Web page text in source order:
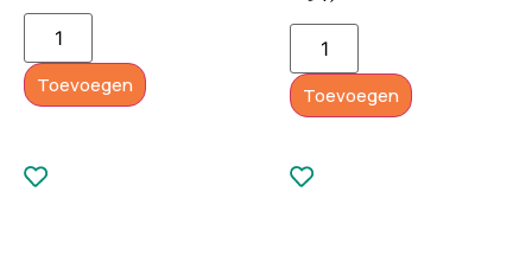
Toevoegen Toevoegen